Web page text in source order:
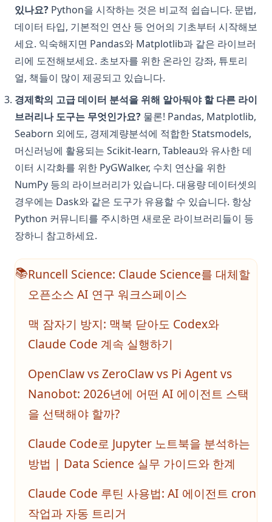
있나요? Python을 시작하는 것은 비교적 쉽습니다. 문법,
데이터 타입, 기본적인 연산 등 언어의 기초부터 시작해보
세요. 익숙해지면 Pandas와 Matplotlib과 같은 라이브러
리에 도전해보세요. 초보자를 위한 온라인 강좌, 튜토리
얼, 책들이 많이 제공되고 있습니다.
경제학의 고급 데이터 분석을 위해 알아둬야 할 다른 라이
브러리나 도구는 무엇인가요? 물론! Pandas, Matplotlib,
Seaborn 외에도, 경제계량분석에 적합한 Statsmodels,
머신러닝에 활용되는 Scikit-learn, Tableau와 유사한 데
이터 시각화를 위한 PyGWalker, 수치 연산을 위한
NumPy 등의 라이브러리가 있습니다. 대용량 데이터셋의
경우에는 Dask와 같은 도구가 유용할 수 있습니다. 항상
Python 커뮤니티를 주시하면 새로운 라이브러리들이 등
장하니 참고하세요.
📚Runcell Science: Claude Science를 대체할
오픈소스 AI 연구 워크스페이스
맥 잠자기 방지: 맥북 닫아도 Codex와
Claude Code 계속 실행하기
OpenClaw vs ZeroClaw vs Pi Agent vs
Nanobot: 2026년에 어떤 AI 에이전트 스택
을 선택해야 할까?
Claude Code로 Jupyter 노트북을 분석하는
방법 | Data Science 실무 가이드와 한계
Claude Code 루틴 사용법: AI 에이전트 cron
작업과 자동 트리거